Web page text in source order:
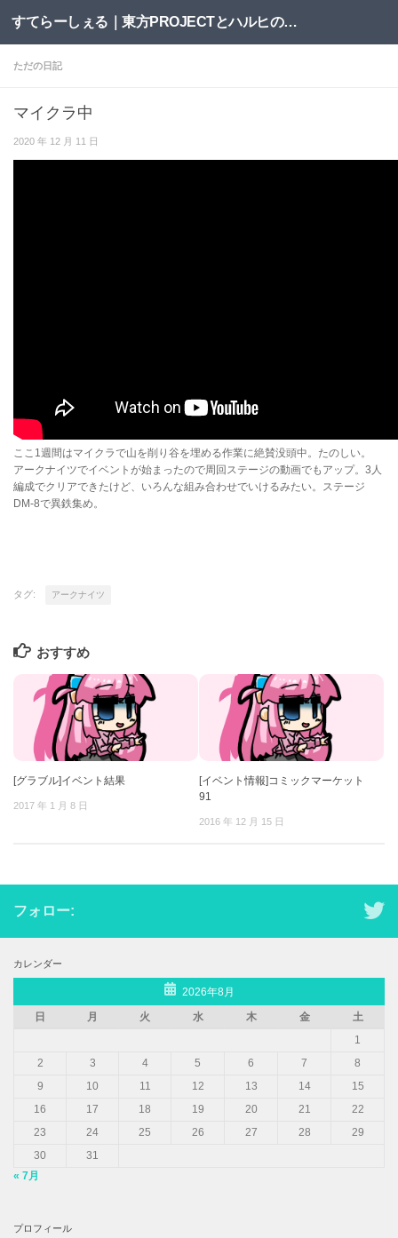
コンテンツへスキップ すてらーしぇる｜東方PROJECTとハルヒの二次創作サイト
ただの日記
マイクラ中
2020 年 12 月 11 日
ここ1週間はマイクラで山を削り谷を埋める作業に絶賛没頭中。たのしい。
アークナイツでイベントが始まったので周回ステージの動画でもアップ。3人
編成でクリアできたけど、いろんな組み合わせでいけるみたい。ステージ
DM-8で異鉄集め。
タグ: アークナイツ
おすすめ
[グラブル]イベント結果
2017 年 1 月 8 日
[イベント情報]コミックマーケット
91
2016 年 12 月 15 日
フォロー:
カレンダー
2026年8月
日
月 火 水 木 金
土
1
2
3 4 5 6 7
8
9
10 11 12 13 14
15
16
17 18 19 20 21
22
23
24 25 26 27 28
29
30
31
« 7月
プロフィール